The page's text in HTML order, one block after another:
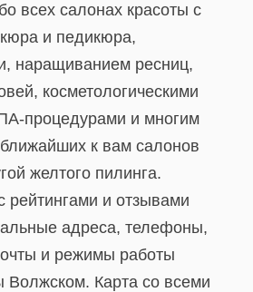
всех салонах красоты с
и педикюра,
наращиванием ресниц,
косметологическими
процедурами и многим
к вам салонов
желтого пилинга.
рейтингами и отзывами
адреса, телефоны,
и режимы работы
Волжском. Карта со всеми